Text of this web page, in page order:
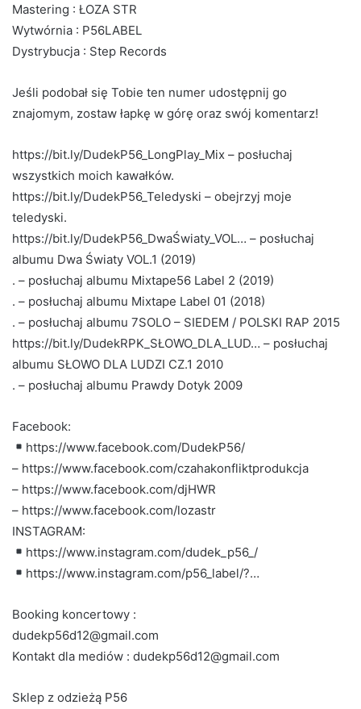
Mastering : ŁOZA STR
Wytwórnia : P56LABEL
Dystrybucja : Step Records
Jeśli podobał się Tobie ten numer udostępnij go
znajomym, zostaw łapkę w górę oraz swój komentarz!
https://bit.ly/DudekP56_LongPlay_Mix – posłuchaj
wszystkich moich kawałków.
https://bit.ly/DudekP56_Teledyski – obejrzyj moje
teledyski.
https://bit.ly/DudekP56_DwaŚwiaty_VOL… – posłuchaj
albumu Dwa Światy VOL.1 (2019)
. – posłuchaj albumu Mixtape56 Label 2 (2019)
. – posłuchaj albumu Mixtape Label 01 (2018)
. – posłuchaj albumu 7SOLO – SIEDEM / POLSKI RAP 2015
https://bit.ly/DudekRPK_SŁOWO_DLA_LUD… – posłuchaj
albumu SŁOWO DLA LUDZI CZ.1 2010
. – posłuchaj albumu Prawdy Dotyk 2009
Facebook:
https://www.facebook.com/DudekP56/
– https://www.facebook.com/czahakonfliktprodukcja
– https://www.facebook.com/djHWR
– https://www.facebook.com/lozastr
INSTAGRAM:
https://www.instagram.com/dudek_p56_/
https://www.instagram.com/p56_label/?…
Booking koncertowy :
dudekp56d12@gmail.com
Kontakt dla mediów : dudekp56d12@gmail.com
Sklep z odzieżą P56